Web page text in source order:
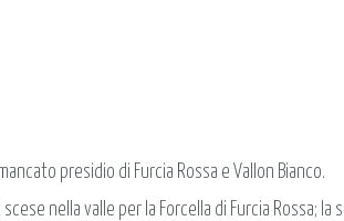
presidio di Furcia Rossa e Vallon Bianco.
nella valle per la Forcella di Furcia Rossa;